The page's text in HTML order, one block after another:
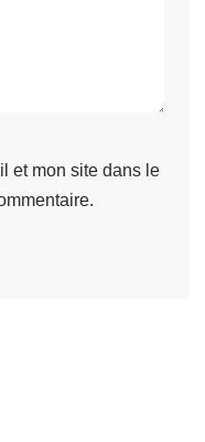
et mon site dans le